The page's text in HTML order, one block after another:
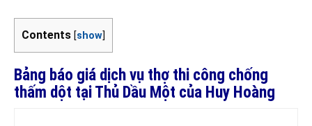
Contents [show]
Bảng báo giá dịch vụ thợ thi công chống
thấm dột tại Thủ Dầu Một của Huy Hoàng